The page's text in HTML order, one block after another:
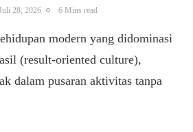
28, 2026 6 Mins read
modern yang didominasi
(result-oriented culture),
dalam pusaran aktivitas tanpa